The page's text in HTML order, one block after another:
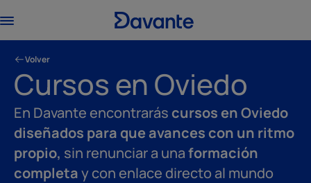
Volver
Cursos en Oviedo
En Davante encontrarás cursos en Oviedo
diseñados para que avances con un ritmo
propio, sin renunciar a unaformación
completay con enlace directo al mundo